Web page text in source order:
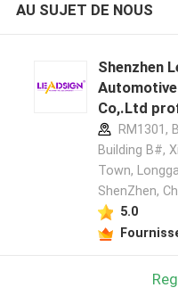
AU SUJET DE NOUS
Shenzhen
Co,.Ltd
RM1301,
Building B#,
Town,
ShenZhen,
5.0